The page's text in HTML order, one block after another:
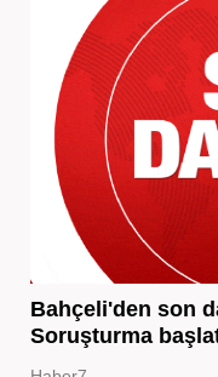
Bahçeli'den son
Soruşturma